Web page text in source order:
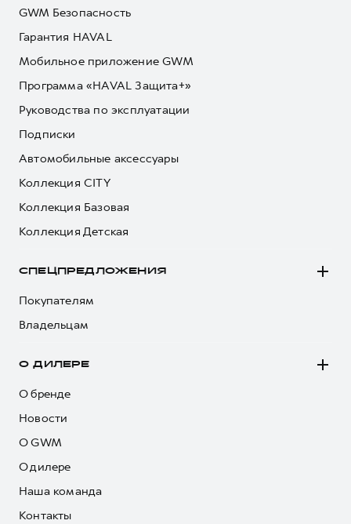
GWM Безопасность
Гарантия HAVAL
Мобильное приложение GWM
Программа «HAVAL Защита+»
Руководства по эксплуатации
Подписки
Автомобильные аксессуары
Коллекция CITY
Коллекция Базовая
Коллекция Детская
СПЕЦПРЕДЛОЖЕНИЯ
Покупателям
Владельцам
О ДИЛЕРЕ
О бренде
Новости
О GWM
О дилере
Наша команда
Контакты